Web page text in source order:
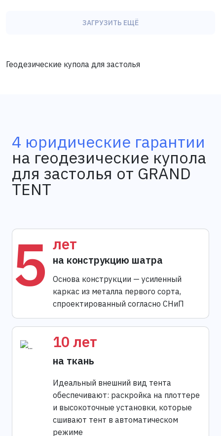
ЗАГРУЗИТЬ ЕЩЁ
Геодезические купола для застолья
4 юридические гарантии
на геодезические купола
для застолья от GRAND
TENT
5 лет
на конструкцию шатра
Основа конструкции — усиленный
каркас из металла первого сорта,
спроектированный согласно СНиП
10 лет
на ткань
Идеальный внешний вид тента
обеспечивают: раскройка на плоттере
и высокоточные установки, которые
сшивают тент в автоматическом
режиме